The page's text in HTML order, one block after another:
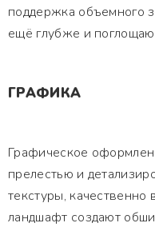
поддержка объемного
ещё глубже и
ГРАФИКА
Графическое
прелестью и
текстуры,
ландшафт создают